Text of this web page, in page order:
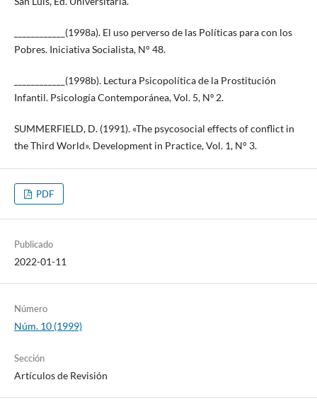
____________(1998a). El uso perverso de las Políticas para con los
Pobres. Iniciativa Socialista, N° 48.
____________(1998b). Lectura Psicopolítica de la Prostitución
Infantil. Psicología Contemporánea, Vol. 5, Nº 2.
SUMMERFIELD, D. (1991). «The psycosocial effects of conflict in
the Third World». Development in Practice, Vol. 1, N° 3.
PDF
Publicado
2022-01-11
Número
Núm. 10 (1999)
Sección
Artículos de Revisión